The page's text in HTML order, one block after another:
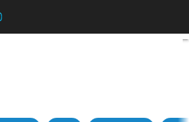
Cybersecurity, AI e